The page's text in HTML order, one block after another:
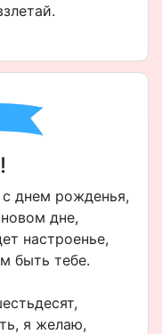
днем рожденья,
дне,
настроенье,
быть тебе.
я желаю,